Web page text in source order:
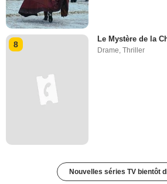
8
Le Mystère de la
Drame,Thriller
Nouvelles séries TV bientôt